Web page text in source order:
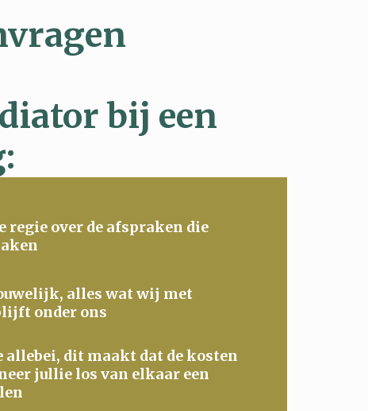
bij een
regie over de afspraken die
alles wat wij met
onder ons
dit maakt dat de kosten
jullie los van elkaar een